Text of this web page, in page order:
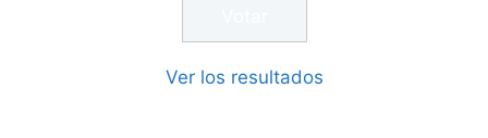
Ver los resultados